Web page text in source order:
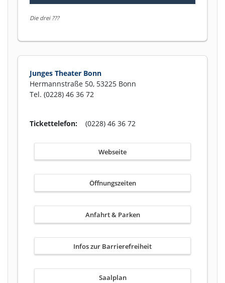
Die drei ???
Junges Theater Bonn
Hermannstraße 50, 53225 Bonn
Tel. (0228) 46 36 72
Tickettelefon: (0228) 46 36 72
Webseite
Öffnungszeiten
Anfahrt & Parken
Infos zur Barrierefreiheit
Saalplan